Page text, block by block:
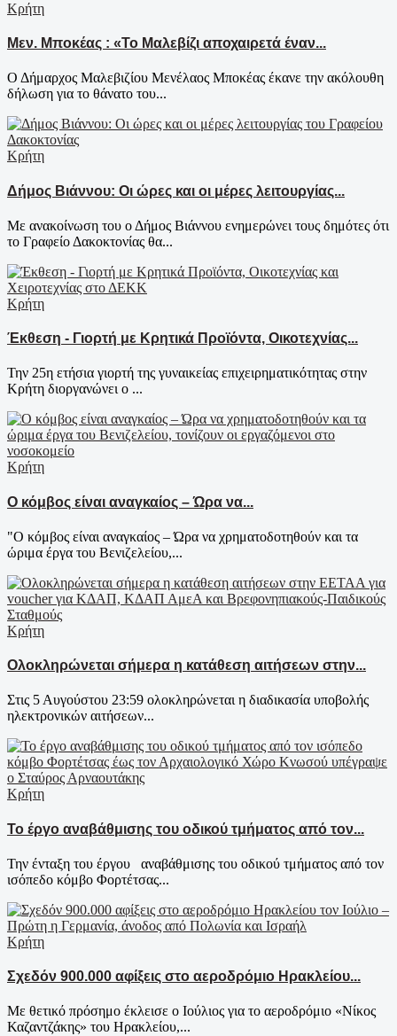
Κρήτη
Μεν. Μποκέας : «Το Μαλεβίζι αποχαιρετά έναν...
Ο Δήμαρχος Μαλεβιζίου Μενέλαος Μποκέας έκανε την ακόλουθη
δήλωση για το θάνατο του...
Κρήτη
Δήμος Βιάννου: Οι ώρες και οι μέρες λειτουργίας...
Με ανακοίνωση του ο Δήμος Βιάννου ενημερώνει τους δημότες ότι
το Γραφείο Δακοκτονίας θα...
Κρήτη
Έκθεση - Γιορτή με Κρητικά Προϊόντα, Οικοτεχνίας...
Την 25η ετήσια γιορτή της γυναικείας επιχειρηματικότητας στην
Κρήτη διοργανώνει ο ...
Κρήτη
Ο κόμβος είναι αναγκαίος – Ώρα να...
"Ο κόμβος είναι αναγκαίος – Ώρα να χρηματοδοτηθούν και τα
ώριμα έργα του Βενιζελείου,...
Κρήτη
Ολοκληρώνεται σήμερα η κατάθεση αιτήσεων στην...
Στις 5 Αυγούστου 23:59 ολοκληρώνεται η διαδικασία υποβολής
ηλεκτρονικών αιτήσεων...
Κρήτη
Το έργο αναβάθμισης του οδικού τμήματος από τον...
Την ένταξη του έργου αναβάθμισης του οδικού τμήματος από τον
ισόπεδο κόμβο Φορτέτσας...
Κρήτη
Σχεδόν 900.000 αφίξεις στο αεροδρόμιο Ηρακλείου...
Με θετικό πρόσημο έκλεισε ο Ιούλιος για το αεροδρόμιο «Νίκος
Καζαντζάκης» του Ηρακλείου,...